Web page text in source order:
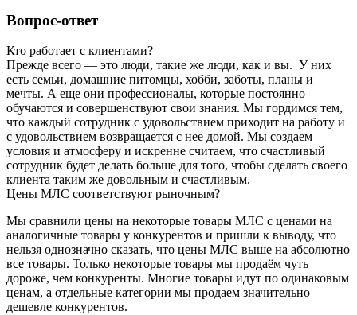
Вопрос-ответ
Кто работает с клиентами?
Прежде всего — это люди, такие же люди, как и вы. У них
есть семьи, домашние питомцы, хобби, заботы, планы и
мечты. А еще они профессионалы, которые постоянно
обучаются и совершенствуют свои знания. Мы гордимся тем,
что каждый сотрудник с удовольствием приходит на работу и
с удовольствием возвращается с нее домой. Мы создаем
условия и атмосферу и искренне считаем, что счастливый
сотрудник будет делать больше для того, чтобы сделать своего
клиента таким же довольным и счастливым.
Цены МЛС соответствуют рыночным?
Мы сравнили цены на некоторые товары МЛС с ценами на
аналогичные товары у конкурентов и пришли к выводу, что
нельзя однозначно сказать, что цены МЛС выше на абсолютно
все товары. Только некоторые товары мы продаём чуть
дороже, чем конкуренты. Многие товары идут по одинаковым
ценам, а отдельные категории мы продаем значительно
дешевле конкурентов.